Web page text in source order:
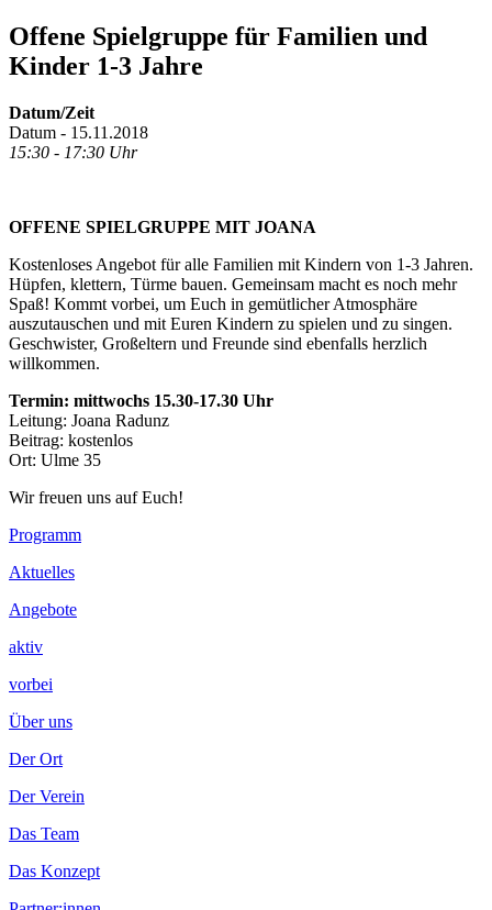
Offene Spielgruppe für Familien und
Kinder 1-3 Jahre
Datum/Zeit
Datum - 15.11.2018
15:30 - 17:30 Uhr
OFFENE SPIELGRUPPE MIT JOANA
Kostenloses Angebot für alle Familien mit Kindern von 1-3 Jahren.
Hüpfen, klettern, Türme bauen. Gemeinsam macht es noch mehr
Spaß! Kommt vorbei, um Euch in gemütlicher Atmosphäre
auszutauschen und mit Euren Kindern zu spielen und zu singen.
Geschwister, Großeltern und Freunde sind ebenfalls herzlich
willkommen.
Termin: mittwochs 15.30-17.30 Uhr
Leitung: Joana Radunz
Beitrag: kostenlos
Ort: Ulme 35
Wir freuen uns auf Euch!
Footer
Inhalt
Programm
Aktuelles
Angebote
aktiv
vorbei
Über uns
Der Ort
Der Verein
Das Team
Das Konzept